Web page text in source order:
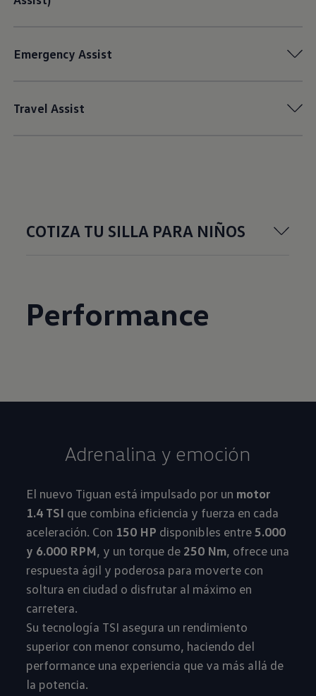
Emergency Assist
Travel Assist
COTIZA TU SILLA PARA NIÑOS
Performance
Adrenalina y emoción
El nuevo Tiguan está impulsado por un motor
1.4 TSI que combina eficiencia y fuerza en cada
aceleración. Con 150 HP disponibles entre5.000
y 6.000 RPM, y un torque de 250 Nm, ofrece una
respuesta ágil y poderosa para moverte con
soltura en ciudad o disfrutar al máximo en
carretera.
Su tecnología TSI asegura un rendimiento
superior con menor consumo, haciendo del
performance una experiencia que va más allá de
la potencia.